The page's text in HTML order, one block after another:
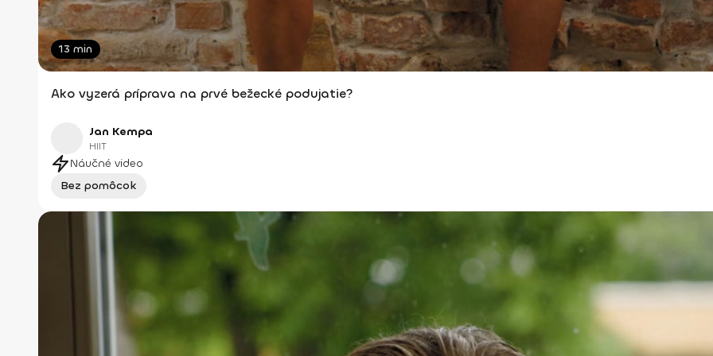
13 min
Ako vyzerá príprava na prvé bežecké podujatie?
Jan Kempa
HIIT
Náučné video
Bez pomôcok